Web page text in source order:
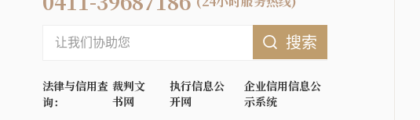
搜索
法律与信用查
询：
裁判文
书网
执行信息公
开网
企业信用信息公
示系统